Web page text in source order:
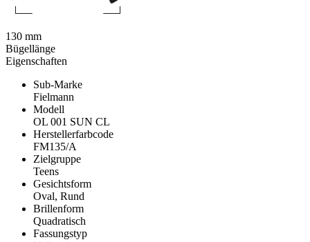
Eigenschaften
Sub-Marke
Fielmann
Modell
OL 001 SUN CL
Herstellerfarbcode
FM135/A
Zielgruppe
Teens
Gesichtsform
Oval, Rund
Brillenform
Quadratisch
Fassungstyp
130 mm
Bügellänge